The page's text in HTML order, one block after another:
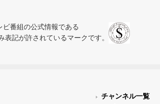
ビ番組の公式情報である
表記が許されているマークです。
チャンネル一覧